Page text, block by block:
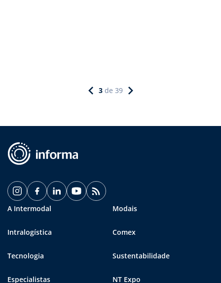
3 de 39
A Intermodal Modais
Intralogística Comex
Tecnologia Sustentabilidade
Especialistas NT Expo